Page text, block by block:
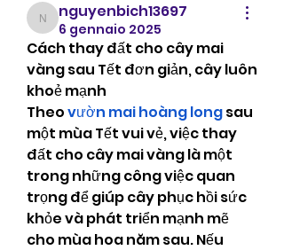
nguyenbich13697
nguyenbich13697
6 gennaio 2025
Cách thay đất cho cây mai
vàng sau Tết đơn giản, cây luôn
khoẻ mạnh
Theo vườn mai hoàng long sau
một mùa Tết vui vẻ, việc thay
đất cho cây mai vàng là một
trong những công việc quan
trọng để giúp cây phục hồi sức
khỏe và phát triển mạnh mẽ
cho mùa hoa năm sau. Nếu